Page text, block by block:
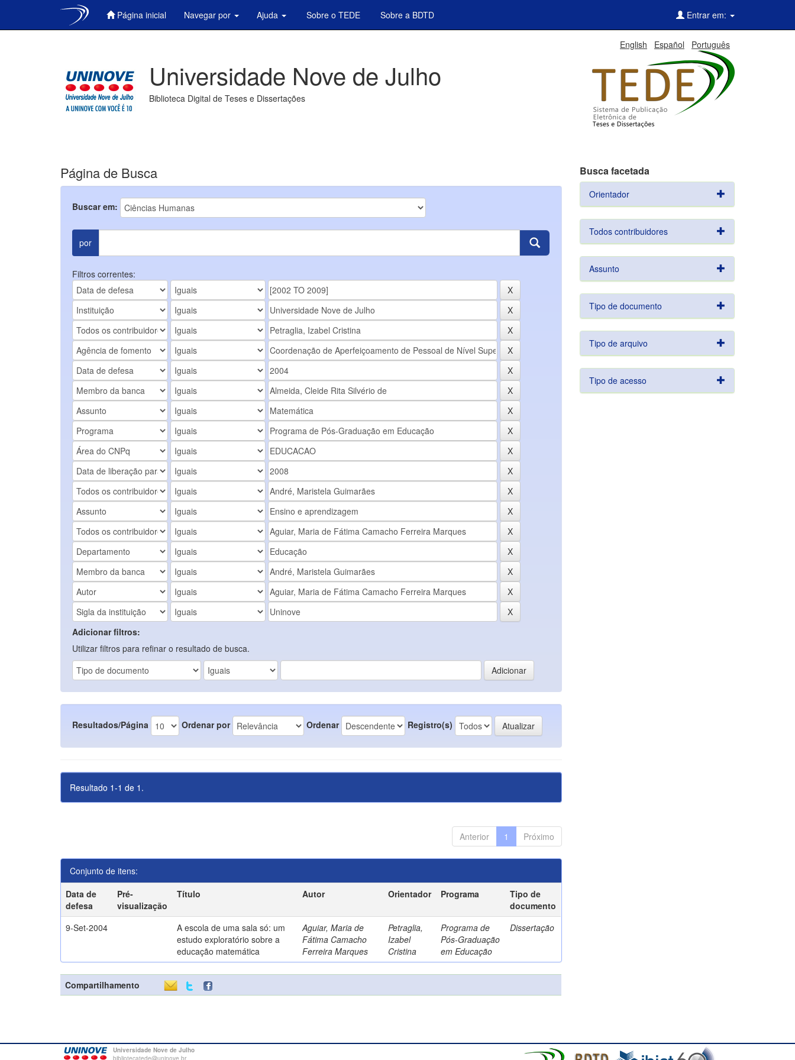
Página inicial Navegar por Ajuda Sobre o TEDE Sobre a BDTD Entrar em:
English Español Português
Universidade Nove de Julho
Biblioteca Digital de Teses e Dissertações
Página de Busca
Buscar em:
por
Filtros correntes:
Adicionar filtros:
Utilizar filtros para refinar o resultado de busca.
Resultados/Página Ordenar por Ordenar Registro(s)
Resultado 1-1 de 1.
Anterior 1 Próximo
Conjunto de itens:
Data de
defesa
Pré-
visualização
Título Autor Orientador Programa
Tipo de
documento
9-Set-2004
A escola de uma sala só: um
estudo exploratório sobre a
educação matemática
Aguiar, Maria de
Fátima Camacho
Ferreira Marques
Petraglia,
Izabel
Cristina
Programa de
Pós-Graduação
em Educação
Dissertação
Compartilhamento
Busca facetada
Orientador
Todos contribuidores
Assunto
Tipo de documento
Tipo de arquivo
Tipo de acesso
Universidade Nove de Julho
bibliotecatede@uninove.br